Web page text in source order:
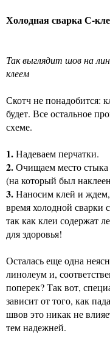
Холодная сварка С-
Так выглядит шов на
клеем
Скотч не понадобится:
будет. Все остальное
схеме.
1.Надеваем перчатки.
2.Очищаем место стыка
(на который был
3.Наносим клей и
время холодной сварки
так как клеи содержат
для здоровья!
Осталась еще одна
линолеум и,
поперек? Так вот,
зависит от того, как
швов это никак не
тем надежней.